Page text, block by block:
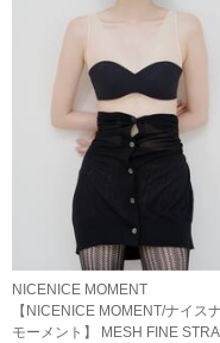
NICENICE MOMENT
【NICENICE MOMENT/ナイス
モーメント】 MESH FINE